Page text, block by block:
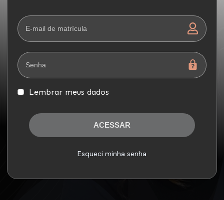
Lembrar meus dados
ACESSAR
Esqueci minha senha